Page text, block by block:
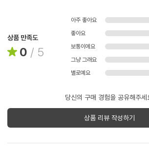
상품 만족도
0 / 5
아주 좋아요
좋아요
보통이에요
그냥 그래요
별로예요
당신의 구매 경험을 공유해주세
상품 리뷰 작성하기